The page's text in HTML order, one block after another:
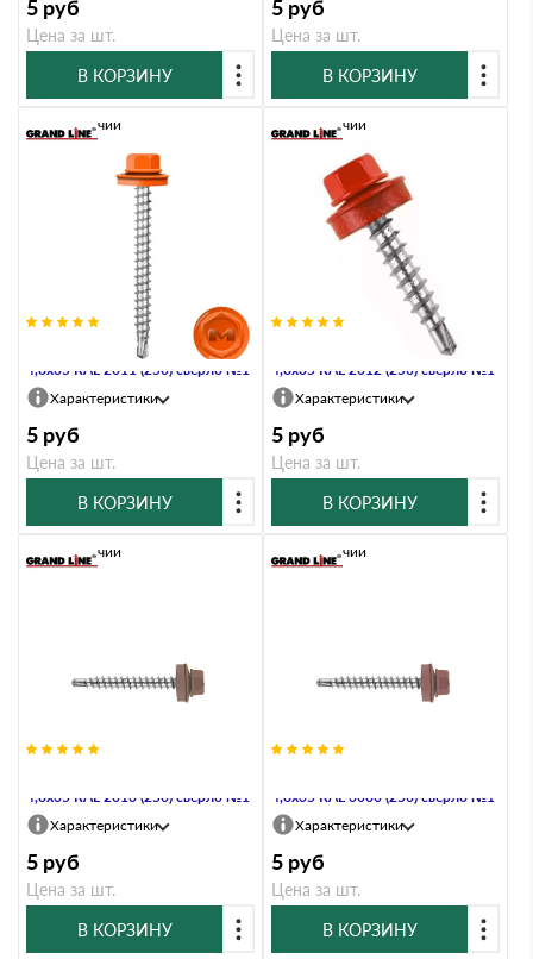
5 руб
Цена за шт.
В КОРЗИНУ
5 руб
Цена за шт.
В КОРЗИНУ
Саморез кровельный Daxmer
4,8х35 RAL 2011 (250) сверло №1
В наличии
Характеристики
5 руб
Цена за шт.
В КОРЗИНУ
Саморез кровельный Daxmer
4,8х35 RAL 2012 (250) сверло №1
В наличии
Характеристики
5 руб
Цена за шт.
В КОРЗИНУ
4,8х35 RAL 2013 (250) сверло №1
В наличии
Характеристики
5 руб
Цена за шт.
В КОРЗИНУ
4,8х35 RAL 3000 (250) сверло №1
В наличии
Характеристики
5 руб
Цена за шт.
В КОРЗИНУ